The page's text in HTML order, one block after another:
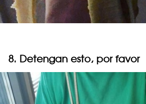
8. Detengan esto, por favor